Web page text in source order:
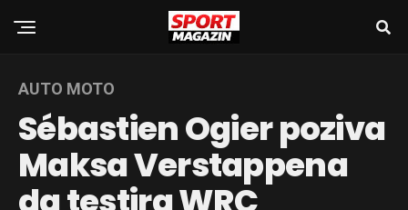
AUTO MOTO
Sébastien Ogier poziva
Maksa Verstappena